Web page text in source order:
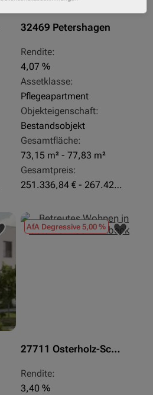
32469 Petershagen
Rendite:
4,07 %
Assetklasse:
Pflegeapartment
Objekteigenschaft:
Bestandsobjekt
Gesamtfläche:
73,15 m² - 77,83 m²
Gesamtpreis:
251.336,84 € - 267.420,00 €
AfA Degressive 5,00 %
27711 Osterholz-Scharmbeck
Rendite:
3,40 %